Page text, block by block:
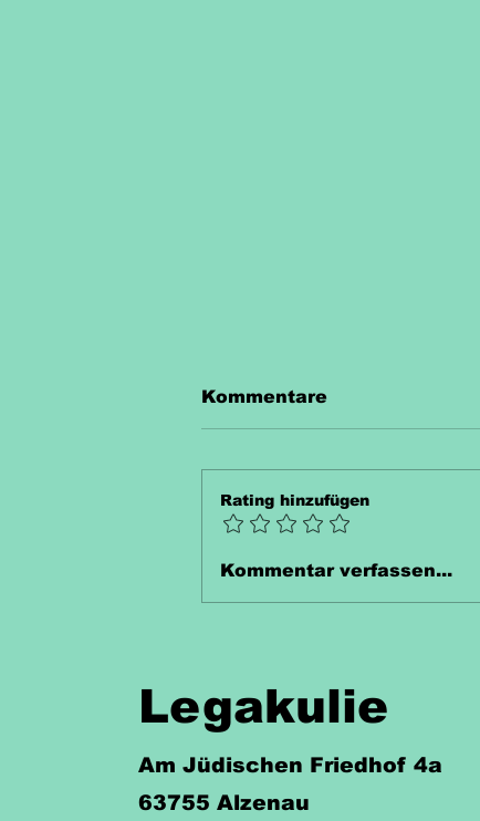
Unterrichtsmaterial
Kommentare
Rating hinzufügen
Kommentar verfassen...
Legakulie
Am Jüdischen Friedhof 4a
63755 Alzenau